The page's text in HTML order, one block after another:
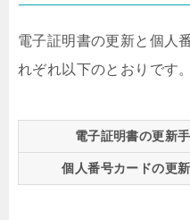
電子証明書の更新と個人
れぞれ以下のとおりです。
電子証明書の更新
個人番号カードの更